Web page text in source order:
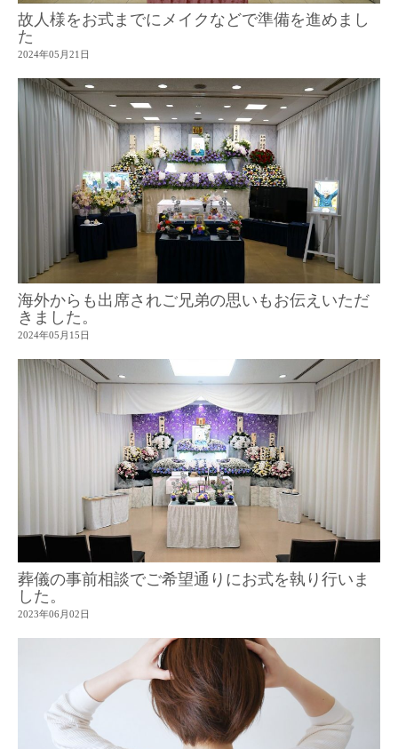
故人様をお式までにメイクなどで準備を進めまし
た
2024年05月21日
海外からも出席されご兄弟の思いもお伝えいただ
きました。
2024年05月15日
葬儀の事前相談でご希望通りにお式を執り行いま
した。
2023年06月02日